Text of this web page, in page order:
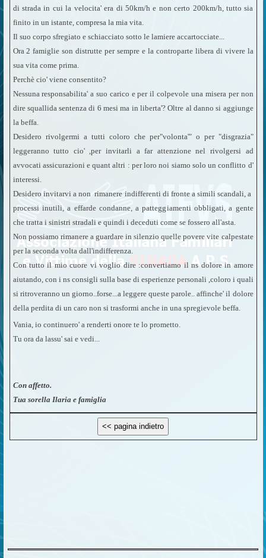
di strada in cui la velocita' era di 50km/h e non certo 200km/h, tutto sia
finito in un istante, compresa la mia vita.
Il suo corpo sfregiato e schiacciato sotto le lamiere accartocciate...
Ora 2 famiglie son distrutte per sempre e la controparte libera di vivere la
sua vita come prima.
Perchè cio' viene consentito?
Nessuna responsabilita' a suo carico e per il colpevole una misera per non
dire squallida sentenza di 6 mesi ma in liberta'?Oltre al danno si aggiunge
la beffa.
Desidero rivolgermi a tutti coloro che per"volonta'" o per "disgrazia"
leggeranno tutto cio' ,per invitarli a far attenzione nel rivolgersi ad
avvocati assicurazioni e quant altri : per loro noi siamo solo un conflitto d'
interessi.
Desidero invitarvi a non rimanere indifferenti di fronte a simili scandali, a
processi inutili, a effarde condanne, a patteggiamenti obbligati, a gente
che tratta i sinistri stradali e quindi i deceduti come se fossero all'asta.
Non possiamo rimanere a guardare in silenzio quelle povere vite calpestate
per la seconda volta dall'indifferenza.
Con tutto il mio cuore vi voglio dire :convertiamo il ns dolore in amore
aiutando, con i ns consigli sulla base di esperienze personali ,coloro i quali
si ritroveranno un giorno..forse...a leggere queste parole.. affinche' il dolore
della perdita di un caro non si trasformi anche in una spregievole beffa.
Vania, io continuero' a renderti onore te lo prometto.
Tu ora da lassu' sai e vedi...
Con affetto.
Tua sorella Ilaria e famiglia